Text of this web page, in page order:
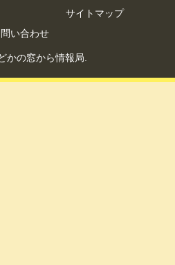
サイトマップ
い合わせ
かの窓から情報局.